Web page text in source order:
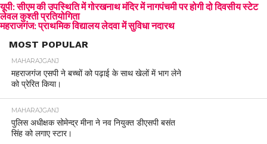
यूपी: सीएम की उपस्थिति में गोरखनाथ मंदिर में नागपंचमी पर होगी दो दिवसीय स्टेट
लेवल कुश्ती प्रतियोगिता
महराजगंज: प्राथमिक विद्यालय लेदवा में सुविधा नदारथ
MOST POPULAR
MAHARAJGANJ
महराजगंज एसपी ने बच्चों को पढ़ाई के साथ खेलों में भाग लेने
को प्रेरित किया।
MAHARAJGANJ
पुलिस अधीक्षक सोमेन्द्र मीना ने नव नियुक्त डीएसपी बसंत
सिंह को लगाए स्टार।